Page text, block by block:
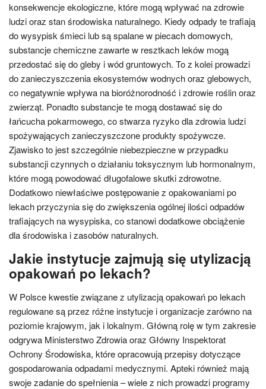
konsekwencje ekologiczne, które mogą wpływać na zdrowie
ludzi oraz stan środowiska naturalnego. Kiedy odpady te trafiają
do wysypisk śmieci lub są spalane w piecach domowych,
substancje chemiczne zawarte w resztkach leków mogą
przedostać się do gleby i wód gruntowych. To z kolei prowadzi
do zanieczyszczenia ekosystemów wodnych oraz glebowych,
co negatywnie wpływa na bioróżnorodność i zdrowie roślin oraz
zwierząt. Ponadto substancje te mogą dostawać się do
łańcucha pokarmowego, co stwarza ryzyko dla zdrowia ludzi
spożywających zanieczyszczone produkty spożywcze.
Zjawisko to jest szczególnie niebezpieczne w przypadku
substancji czynnych o działaniu toksycznym lub hormonalnym,
które mogą powodować długofalowe skutki zdrowotne.
Dodatkowo niewłaściwe postępowanie z opakowaniami po
lekach przyczynia się do zwiększenia ogólnej ilości odpadów
trafiających na wysypiska, co stanowi dodatkowe obciążenie
dla środowiska i zasobów naturalnych.
Jakie instytucje zajmują się utylizacją
opakowań po lekach?
W Polsce kwestie związane z utylizacją opakowań po lekach
regulowane są przez różne instytucje i organizacje zarówno na
poziomie krajowym, jak i lokalnym. Główną rolę w tym zakresie
odgrywa Ministerstwo Zdrowia oraz Główny Inspektorat
Ochrony Środowiska, które opracowują przepisy dotyczące
gospodarowania odpadami medycznymi. Apteki również mają
swoje zadanie do spełnienia – wiele z nich prowadzi programy